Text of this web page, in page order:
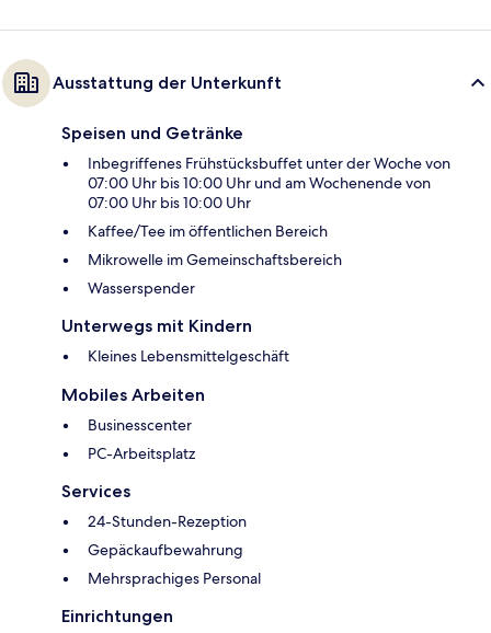
Ausstattung der Unterkunft
Speisen und Getränke
Inbegriffenes Frühstücksbuffet unter der Woche von
07:00 Uhr bis 10:00 Uhr und am Wochenende von
07:00 Uhr bis 10:00 Uhr
Kaffee/Tee im öffentlichen Bereich
Mikrowelle im Gemeinschaftsbereich
Wasserspender
Unterwegs mit Kindern
Kleines Lebensmittelgeschäft
Mobiles Arbeiten
Businesscenter
PC-Arbeitsplatz
Services
24-Stunden-Rezeption
Gepäckaufbewahrung
Mehrsprachiges Personal
Einrichtungen